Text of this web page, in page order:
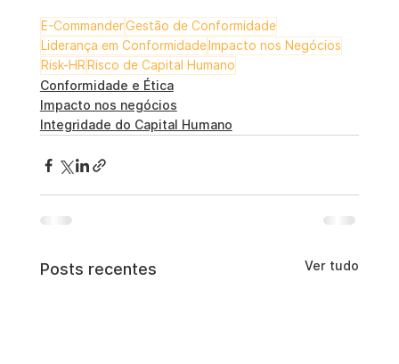
E-CommanderGestão de Conformidade
Liderança em Conformidade Impacto nos Negócios
Risk-HR Risco de Capital Humano
Conformidade e Ética
Impacto nos negócios
Integridade do Capital Humano
Posts recentes Ver tudo